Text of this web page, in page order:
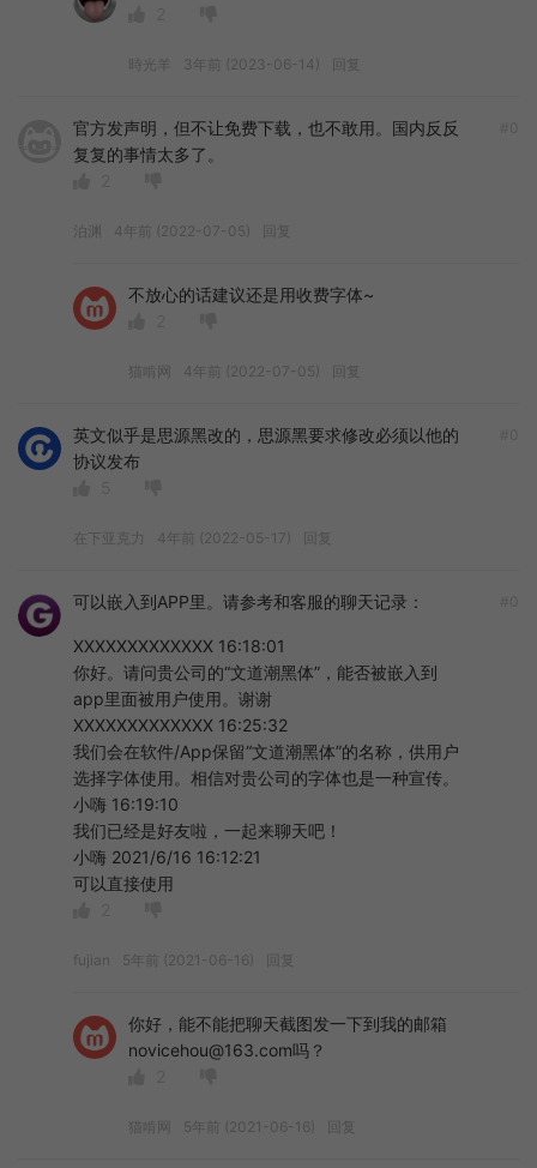
時光羊 3年前 (2023-06-14) 回复
官方发声明，但不让免费下载，也不敢用。国内反反
复复的事情太多了。
泊渊 4年前 (2022-07-05) 回复
不放心的话建议还是用收费字体~
猫啃网 4年前 (2022-07-05) 回复
英文似乎是思源黑改的，思源黑要求修改必须以他的
协议发布
在下亚克力 4年前 (2022-05-17) 回复
可以嵌入到APP里。请参考和客服的聊天记录：
XXXXXXXXXXXXX 16:18:01
你好。请问贵公司的“文道潮黑体”，能否被嵌入到
app里面被用户使用。谢谢
XXXXXXXXXXXXX 16:25:32
我们会在软件/App保留“文道潮黑体”的名称，供用户
选择字体使用。相信对贵公司的字体也是一种宣传。
小嗨 16:19:10
我们已经是好友啦，一起来聊天吧！
小嗨 2021/6/16 16:12:21
可以直接使用
fujian 5年前 (2021-06-16) 回复
你好，能不能把聊天截图发一下到我的邮箱
novicehou@163.com吗？
猫啃网 5年前 (2021-06-16) 回复